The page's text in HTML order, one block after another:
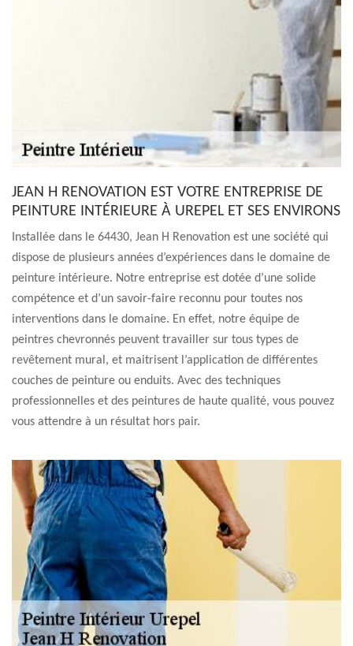
JEAN H RENOVATION EST VOTRE ENTREPRISE DE
PEINTURE INTÉRIEURE À UREPEL ET SES ENVIRONS
Installée dans le 64430, Jean H Renovation est une société qui
dispose de plusieurs années d’expériences dans le domaine de
peinture intérieure. Notre entreprise est dotée d’une solide
compétence et d’un savoir-faire reconnu pour toutes nos
interventions dans le domaine. En effet, notre équipe de
peintres chevronnés peuvent travailler sur tous types de
revêtement mural, et maitrisent l’application de différentes
couches de peinture ou enduits. Avec des techniques
professionnelles et des peintures de haute qualité, vous pouvez
vous attendre à un résultat hors pair.